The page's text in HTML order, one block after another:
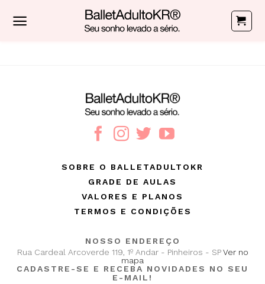
NOSSO ENDEREÇO
Rua Cardeal Arcoverde 119, 1º Andar - Pinheiros - SPVer no
mapa
CADASTRE-SE E RECEBA NOVIDADES NO SEU
E-MAIL!
SOBRE O BALLETADULTOKR
GRADE DE AULAS
VALORES E PLANOS
TERMOS E CONDIÇÕES